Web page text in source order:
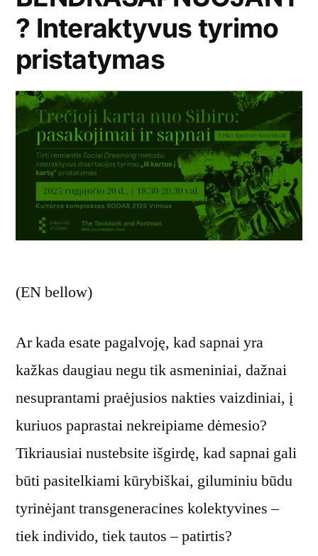
? Interaktyvus tyrimo
pristatymas
(EN bellow)
Ar kada esate pagalvoję, kad sapnai yra
kažkas daugiau negu tik asmeniniai, dažnai
nesuprantami praėjusios nakties vaizdiniai, į
kuriuos paprastai nekreipiame dėmesio?
Tikriausiai nustebsite išgirdę, kad sapnai gali
būti pasitelkiami kūrybiškai, giluminiu būdu
tyrinėjant transgeneracines kolektyvines –
tiek individo, tiek tautos – patirtis?